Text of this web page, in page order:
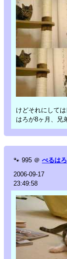
けどそれにして
はろが8ヶ月、兄
🐾 995 ＠ べるはろ
2006-09-17
23:49:58